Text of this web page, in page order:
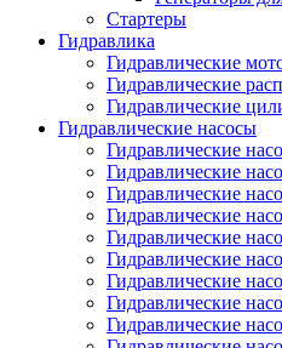
Стартеры
Гидравлика
Гидравлические
Гидравлические
Гидравлические
Гидравлические насосы
Гидравлические
Гидравлические
Гидравлические
Гидравлические
Гидравлические
Гидравлические
Гидравлические
Гидравлические
Гидравлические